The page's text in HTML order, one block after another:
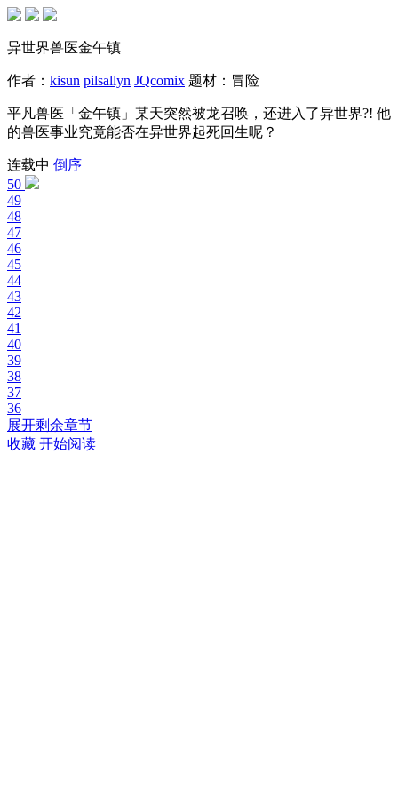
异世界兽医金午镇
作者： kisun pilsallyn JQcomix 题材： 冒险
平凡兽医「金午镇」某天突然被龙召唤，还进入了异世界?! 他
的兽医事业究竟能否在异世界起死回生呢？
连载中 倒序
50
49
48
47
46
45
44
43
42
41
40
39
38
37
36
展开剩余章节
收藏 开始阅读